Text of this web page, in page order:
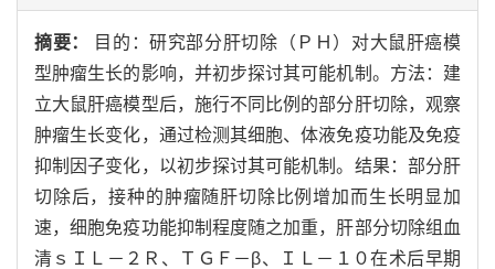
摘要：
目的：研究部分肝切除（ＰＨ）对大鼠肝癌模
型肿瘤生长的影响，并初步探讨其可能机制。方法：建
立大鼠肝癌模型后，施行不同比例的部分肝切除，观察
肿瘤生长变化，通过检测其细胞、体液免疫功能及免疫
抑制因子变化，以初步探讨其可能机制。结果：部分肝
切除后，接种的肿瘤随肝切除比例增加而生长明显加
速，细胞免疫功能抑制程度随之加重，肝部分切除组血
清ｓＩＬ－２Ｒ、ＴＧＦ－β、ＩＬ－１０在术后早期